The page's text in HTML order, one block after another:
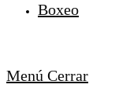
Boxeo
Menú Cerrar